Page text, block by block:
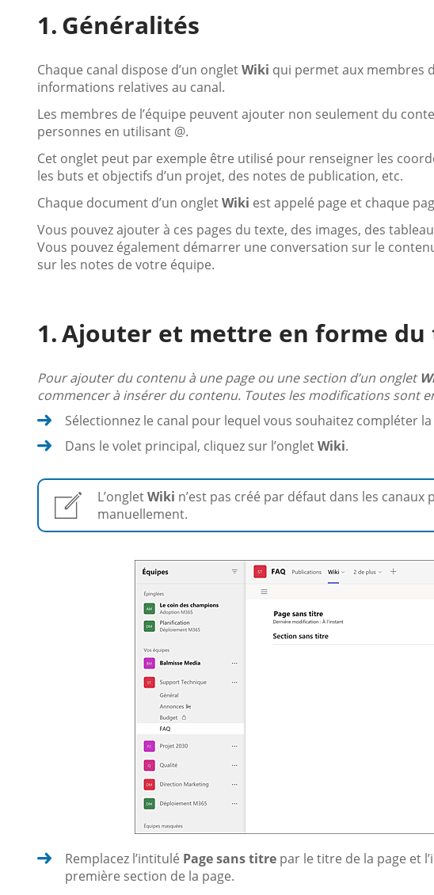
Généralités
Chaque canal dispose d’un ongletWiki qui permet aux membres
informations relatives au canal.
Les membres de l’équipe peuvent ajouter non seulement du
personnes en utilisant @.
Cet onglet peut par exemple être utilisé pour renseigner les
les buts et objectifs d’un projet, des notes de publication, etc.
Chaque document d’un ongletWiki est appelé page et chaque
Vous pouvez ajouter à ces pages du texte, des images, des
Vous pouvez également démarrer une conversation sur le
sur les notes de votre équipe.
Ajouter et mettre en forme du
Pour ajouter du contenu à une page ou une section d’un onglet
commencer à insérer du contenu. Toutes les modifications sont
Sélectionnez le canal pour lequel vous souhaitez compléter la
Dans le volet principal, cliquez sur l’ongletWiki.
L’ongletWiki n’est pas créé par défaut dans les canaux
manuellement.
Remplacez l’intitulé Page sans titre par le titre de la page et
première section de la page.